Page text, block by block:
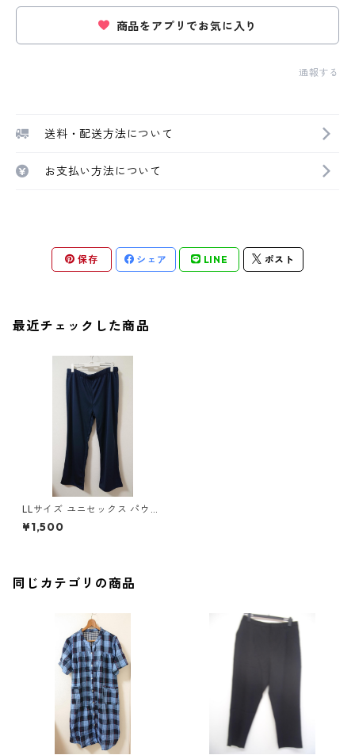
商品をアプリでお気に入り
通報する
送料・配送方法について
お支払い方法について
保存 シェア LINE ポスト
最近チェックした商品
LLサイズ ユニセックス パウダ
ーストレッチ 総ゴムパンツ ネ
イビー ◆KIY-1008◆
¥1,500
同じカテゴリの商品